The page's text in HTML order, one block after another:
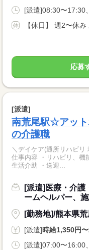
[派遣]08:30〜17:30
【休日】 週2〜休
応募
[派遣]
南荒尾駅☆アッ
の介護職
＼デイケア(通所リハビリ
仕事内容 ・リハビリ、機
生活介助 ・送迎...
[派遣]医療・介護
ームヘルパー、
[勤務地]/熊本県
[派遣]時給1,350円
[派遣]07:00〜16:00